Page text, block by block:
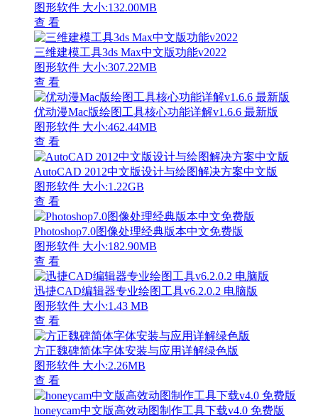
图形软件 大小:132.00MB
查 看
三维建模工具3ds Max中文版功能v2022
图形软件 大小:307.22MB
查 看
优动漫Mac版绘图工具核心功能详解v1.6.6 最新版
图形软件 大小:462.44MB
查 看
AutoCAD 2012中文版设计与绘图解决方案中文版
图形软件 大小:1.22GB
查 看
Photoshop7.0图像处理经典版本中文免费版
图形软件 大小:182.90MB
查 看
迅捷CAD编辑器专业绘图工具v6.2.0.2 电脑版
图形软件 大小:1.43 MB
查 看
方正魏碑简体字体安装与应用详解绿色版
图形软件 大小:2.26MB
查 看
honeycam中文版高效动图制作工具下载v4.0 免费版